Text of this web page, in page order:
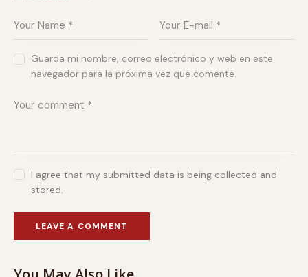
Guarda mi nombre, correo electrónico y web en este
navegador para la próxima vez que comente.
I agree that my submitted data is being collected and
stored.